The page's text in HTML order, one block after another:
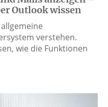
Outlook wissen
verstehen.
wie die Funktionen